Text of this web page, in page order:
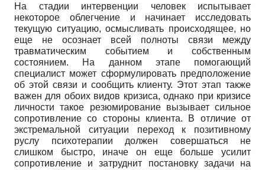
На стадии интервенции человек испытывает
некоторое облегчение и начинает исследовать
текущую ситуацию, осмысливать происходящее, но
еще не осознает всей полноты связи между
травматическим событием и собственным
состоянием. На данном этапе помогающий
специалист может сформулировать предположение
об этой связи и сообщить клиенту. Этот этап также
важен для обоих видов кризиса, однако при кризисе
личности такое резюмирование вызывает сильное
сопротивление со стороны клиента. В отличие от
экстремальной ситуации переход к позитивному
руслу психотерапии должен совершаться не
слишком быстро, иначе он еще больше усилит
сопротивление и затруднит постановку задачи на